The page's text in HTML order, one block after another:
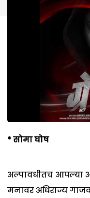
*सोमा घोष
अल्पावधीतच आपल्या
मनावर अधिराज्य